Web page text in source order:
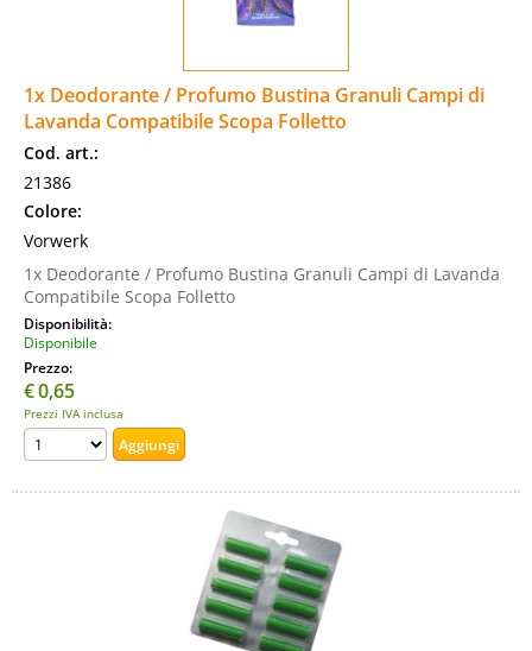
1x Deodorante / Profumo Bustina Granuli Campi di
Lavanda Compatibile Scopa Folletto
Cod. art.:
21386
Colore:
Vorwerk
1x Deodorante / Profumo Bustina Granuli Campi di Lavanda
Compatibile Scopa Folletto
Disponibilità:
Disponibile
Prezzo:
€0,65
Prezzi IVA inclusa